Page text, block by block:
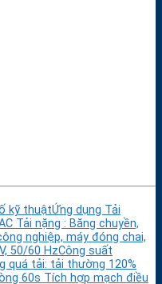
kỹ thuậtỨng dụng Tải
Tải nặng : Băng chuyền,
nghiệp, máy đóng chai,
50/60 HzCông suất
quá tải: tải thường 120%
60s Tích hợp mạch điều